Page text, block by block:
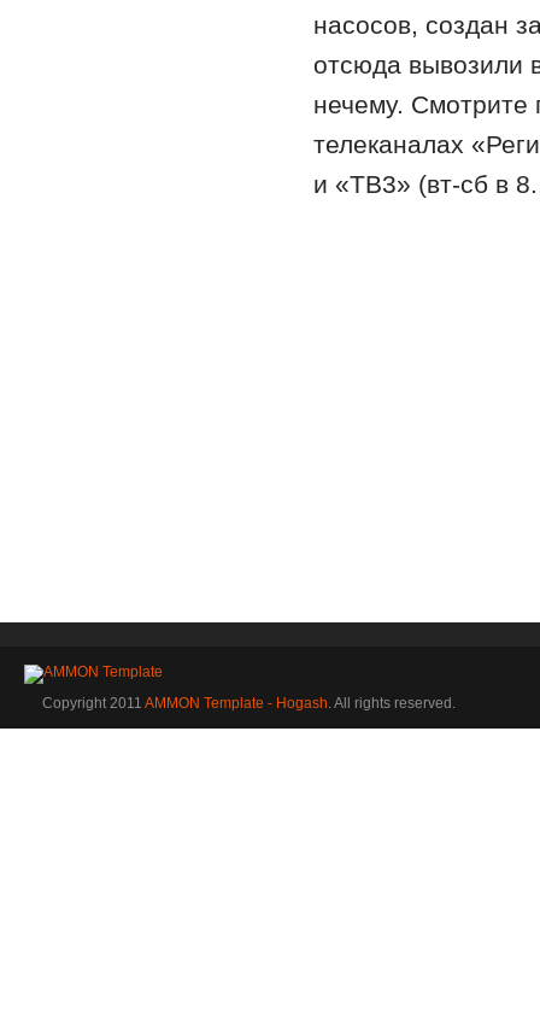
насосов, создан
отсюда вывозили
нечему. Смотрите
телеканалах
и «ТВ3» (вт-сб в 8.
Copyright 2011 AMMON Template - Hogash. All rights reserved.